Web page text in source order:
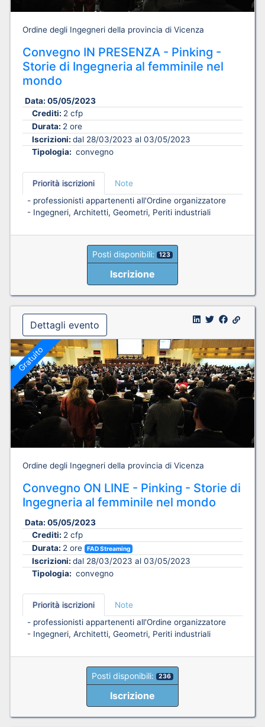
Ordine degli Ingegneri della provincia di Vicenza
Convegno IN PRESENZA - Pinking -
Storie di Ingegneria al femminile nel
mondo
Data: 05/05/2023
Crediti: 2 cfp
Durata: 2 ore
Iscrizioni: dal 28/03/2023 al 03/05/2023
Tipologia: convegno
Priorità iscrizioni
Note
- professionisti appartenenti all'Ordine organizzatore
- Ingegneri, Architetti, Geometri, Periti industriali
Posti disponibili: 123
Iscrizione
Dettagli evento
Gratuito
Ordine degli Ingegneri della provincia di Vicenza
Convegno ON LINE - Pinking - Storie di
Ingegneria al femminile nel mondo
Data: 05/05/2023
Crediti: 2 cfp
Durata: 2 ore FAD Streaming
Iscrizioni: dal 28/03/2023 al 03/05/2023
Tipologia: convegno
Priorità iscrizioni
Note
- professionisti appartenenti all'Ordine organizzatore
- Ingegneri, Architetti, Geometri, Periti industriali
Posti disponibili: 236
Iscrizione